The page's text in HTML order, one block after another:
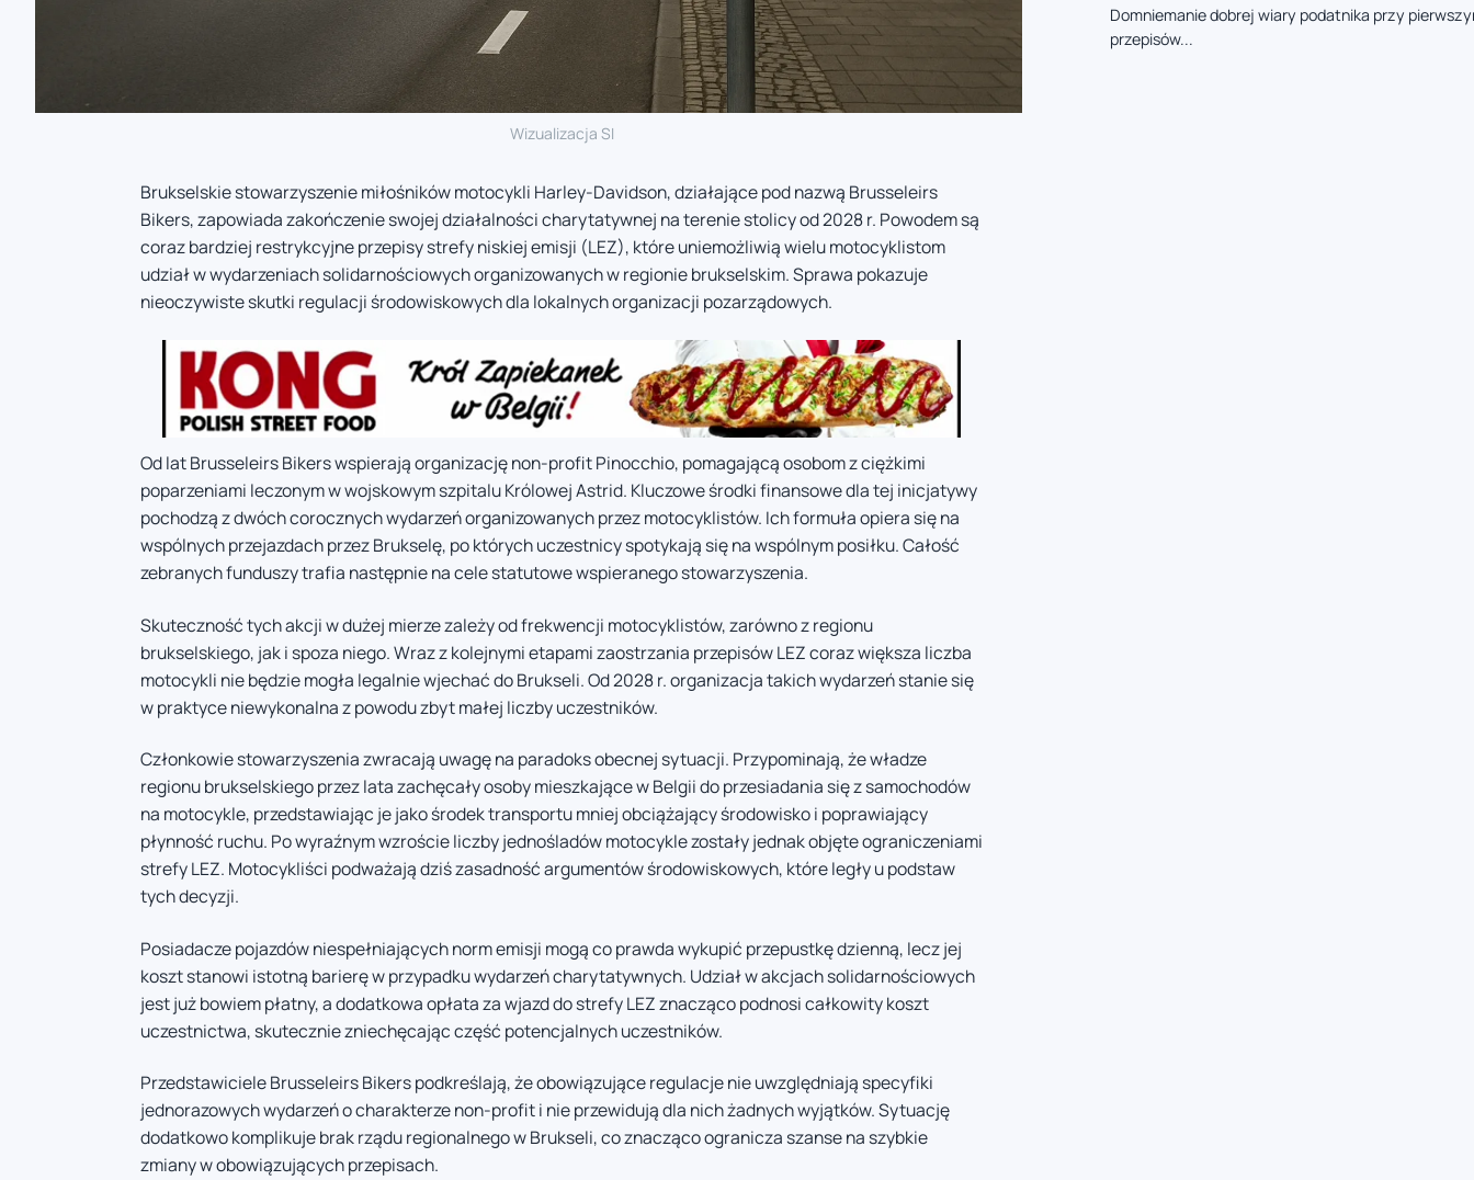
Wizualizacja SI
Brukselskie stowarzyszenie miłośników motocykli Harley-Davidson, działające pod nazwą Brusseleirs
Bikers, zapowiada zakończenie swojej działalności charytatywnej na terenie stolicy od 2028 r. Powodem są
coraz bardziej restrykcyjne przepisy strefy niskiej emisji (LEZ), które uniemożliwią wielu motocyklistom
udział w wydarzeniach solidarnościowych organizowanych w regionie brukselskim. Sprawa pokazuje
nieoczywiste skutki regulacji środowiskowych dla lokalnych organizacji pozarządowych.
Od lat Brusseleirs Bikers wspierają organizację non-profit Pinocchio, pomagającą osobom z ciężkimi
poparzeniami leczonym w wojskowym szpitalu Królowej Astrid. Kluczowe środki finansowe dla tej inicjatywy
pochodzą z dwóch corocznych wydarzeń organizowanych przez motocyklistów. Ich formuła opiera się na
wspólnych przejazdach przez Brukselę, po których uczestnicy spotykają się na wspólnym posiłku. Całość
zebranych funduszy trafia następnie na cele statutowe wspieranego stowarzyszenia.
Skuteczność tych akcji w dużej mierze zależy od frekwencji motocyklistów, zarówno z regionu
brukselskiego, jak i spoza niego. Wraz z kolejnymi etapami zaostrzania przepisów LEZ coraz większa liczba
motocykli nie będzie mogła legalnie wjechać do Brukseli. Od 2028 r. organizacja takich wydarzeń stanie się
w praktyce niewykonalna z powodu zbyt małej liczby uczestników.
Członkowie stowarzyszenia zwracają uwagę na paradoks obecnej sytuacji. Przypominają, że władze
regionu brukselskiego przez lata zachęcały osoby mieszkające w Belgii do przesiadania się z samochodów
na motocykle, przedstawiając je jako środek transportu mniej obciążający środowisko i poprawiający
płynność ruchu. Po wyraźnym wzroście liczby jednośladów motocykle zostały jednak objęte ograniczeniami
strefy LEZ. Motocykliści podważają dziś zasadność argumentów środowiskowych, które legły u podstaw
tych decyzji.
Posiadacze pojazdów niespełniających norm emisji mogą co prawda wykupić przepustkę dzienną, lecz jej
koszt stanowi istotną barierę w przypadku wydarzeń charytatywnych. Udział w akcjach solidarnościowych
jest już bowiem płatny, a dodatkowa opłata za wjazd do strefy LEZ znacząco podnosi całkowity koszt
uczestnictwa, skutecznie zniechęcając część potencjalnych uczestników.
Przedstawiciele Brusseleirs Bikers podkreślają, że obowiązujące regulacje nie uwzględniają specyfiki
jednorazowych wydarzeń o charakterze non-profit i nie przewidują dla nich żadnych wyjątków. Sytuację
dodatkowo komplikuje brak rządu regionalnego w Brukseli, co znacząco ogranicza szanse na szybkie
zmiany w obowiązujących przepisach.
Domniemanie dobrej wiary podatnika przy
przepisów...